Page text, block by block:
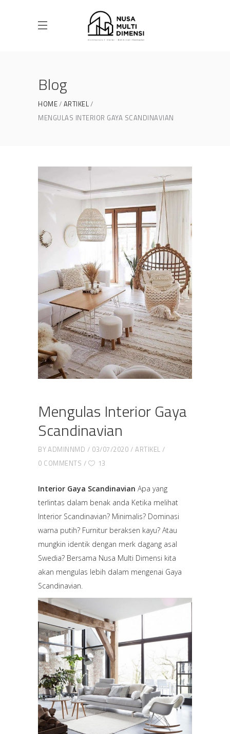
Blog
HOME ARTIKEL
MENGULAS INTERIOR GAYA SCANDINAVIAN
Mengulas Interior Gaya
Scandinavian
BYADMINNMD 03/07/2020
ARTIKEL
0 COMMENTS
13
Interior Gaya Scandinavian Apa yang
terlintas dalam benak anda Ketika melihat
Interior Scandinavian? Minimalis? Dominasi
warna putih? Furnitur beraksen kayu? Atau
mungkin identik dengan merk dagang asal
Swedia? Bersama Nusa Multi Dimensi kita
akan mengulas lebih dalam mengenai Gaya
Scandinavian.